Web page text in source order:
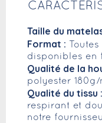
Taille du
Format :
disponibles en
Qualité de la
polyester 180g/
Qualité du tissu :
respirant et
notre